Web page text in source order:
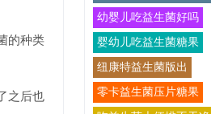
的种类
之后也
幼婴儿吃益生菌好吗
婴幼儿吃益生菌糖果
纽康特益生菌版出
零卡益生菌压片糖果